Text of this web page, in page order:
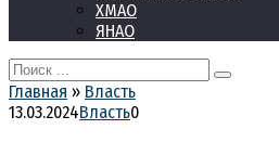
ХМАО
ЯНАО
Search
for:
Главная » Власть
13.03.2024Власть0